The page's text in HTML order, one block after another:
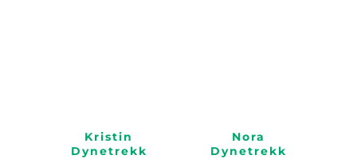
Kristin
Dynetrekk
Nora
Dynetrekk